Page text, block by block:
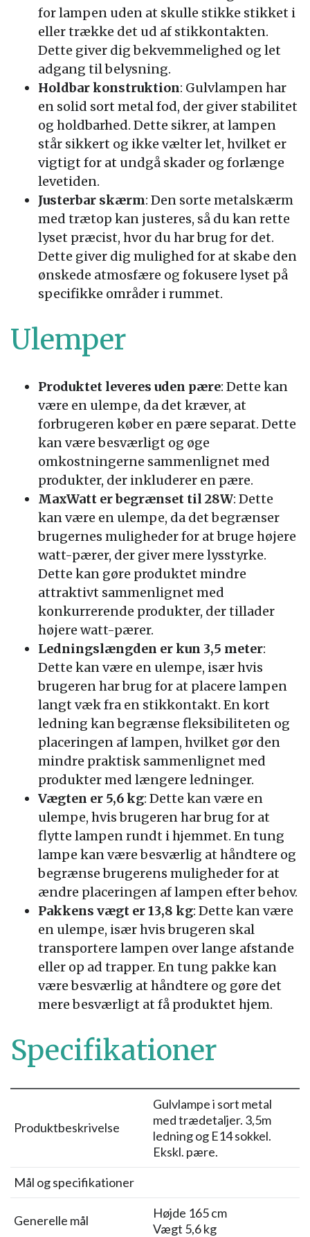
for lampen uden at skulle stikke stikket i
eller trække det ud af stikkontakten.
Dette giver dig bekvemmelighed og let
adgang til belysning.
Holdbar konstruktion: Gulvlampen har
en solid sort metal fod, der giver stabilitet
og holdbarhed. Dette sikrer, at lampen
står sikkert og ikke vælter let, hvilket er
vigtigt for at undgå skader og forlænge
levetiden.
Justerbar skærm: Den sorte metalskærm
med trætop kan justeres, så du kan rette
lyset præcist, hvor du har brug for det.
Dette giver dig mulighed for at skabe den
ønskede atmosfære og fokusere lyset på
specifikke områder i rummet.
Ulemper
Produktet leveres uden pære: Dette kan
være en ulempe, da det kræver, at
forbrugeren køber en pære separat. Dette
kan være besværligt og øge
omkostningerne sammenlignet med
produkter, der inkluderer en pære.
MaxWatt er begrænset til 28W: Dette
kan være en ulempe, da det begrænser
brugernes muligheder for at bruge højere
watt-pærer, der giver mere lysstyrke.
Dette kan gøre produktet mindre
attraktivt sammenlignet med
konkurrerende produkter, der tillader
højere watt-pærer.
Ledningslængden er kun 3,5 meter:
Dette kan være en ulempe, især hvis
brugeren har brug for at placere lampen
langt væk fra en stikkontakt. En kort
ledning kan begrænse fleksibiliteten og
placeringen af lampen, hvilket gør den
mindre praktisk sammenlignet med
produkter med længere ledninger.
Vægten er 5,6 kg: Dette kan være en
ulempe, hvis brugeren har brug for at
flytte lampen rundt i hjemmet. En tung
lampe kan være besværlig at håndtere og
begrænse brugerens muligheder for at
ændre placeringen af lampen efter behov.
Pakkens vægt er 13,8 kg: Dette kan være
en ulempe, især hvis brugeren skal
transportere lampen over lange afstande
eller op ad trapper. En tung pakke kan
være besværlig at håndtere og gøre det
mere besværligt at få produktet hjem.
Specifikationer
Produktbeskrivelse
Gulvlampe i sort metal
med trædetaljer. 3,5m
ledning og E14 sokkel.
Ekskl. pære.
Mål og specifikationer
Generelle mål
Højde 165 cm
Vægt 5,6 kg